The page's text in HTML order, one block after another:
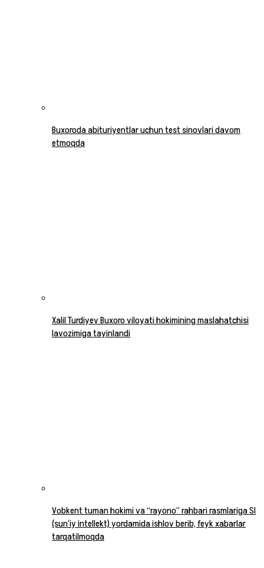
Buxoroda abituriyentlar uchun test sinovlari davom
etmoqda
Xalil Turdiyev Buxoro viloyati hokimining maslahatchisi
lavozimiga tayinlandi
Vobkent tuman hokimi va “rayono” rahbari rasmlariga SI
(sun‘iy intellekt) yordamida ishlov berib, feyk xabarlar
tarqatilmoqda